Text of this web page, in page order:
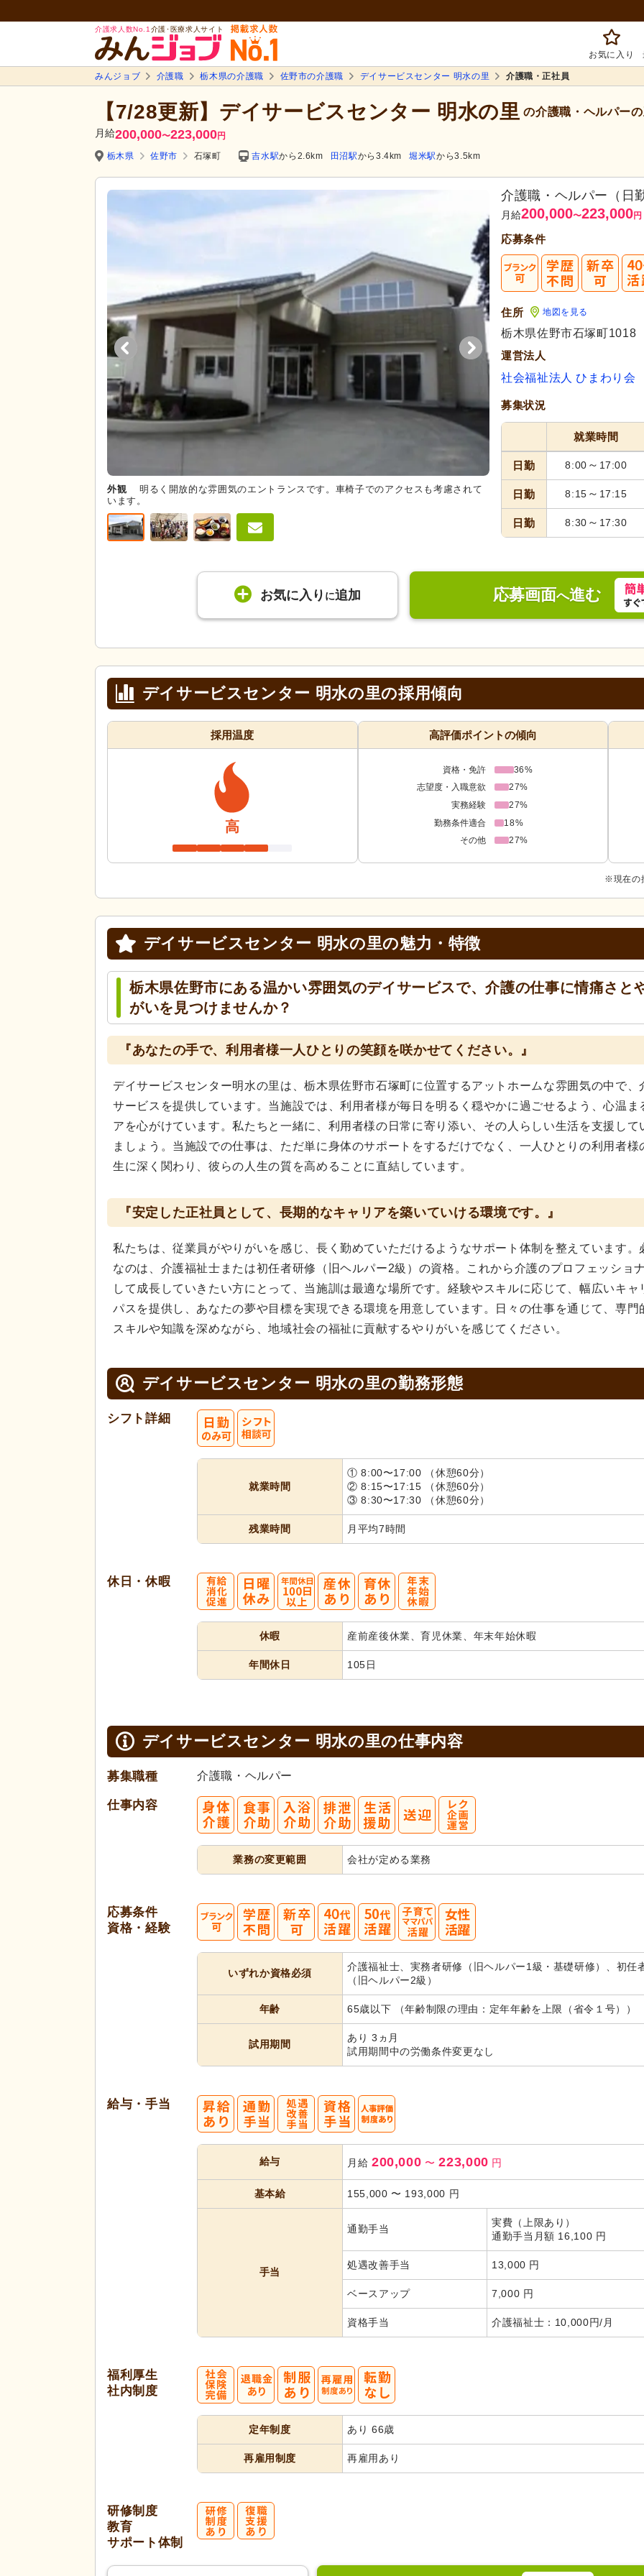
介護求人数No.1 介護･医療求人サイト
お気に入り
みんジョブ 介護職 栃木県の介護職 佐野市の介護職 デイサービスセンター 明水の里 介護職・正社員
【7/28更新】デイサービスセンター 明水の里 の介護職・ヘルパー
月給200,000〜223,000円
栃木県 佐野市 石塚町 吉水駅から2.6km 田沼駅から3.4km 堀米駅から3.5km
外観
明るく開放的な雰囲気のエントランスです。車椅子でのアクセスも考慮されて
います。
多目的室
多目的施設での健康
です。
介護職・ヘルパー（日
月給200,000〜223,000円
応募条件
住所 地図を見る
栃木県佐野市石塚町1018
運営法人
社会福祉法人 ひまわり会
募集状況
就業時間
日勤 8:00 ～ 17:00
日勤 8:15 ～ 17:15
日勤 8:30 ～ 17:30
お気に入り に追加 応募画面へ進む
デイサービスセンター 明水の里の採用傾向
採用温度
高
高評価ポイントの傾向
資格・免許
36%
志望度・入職意欲
27%
実務経験
27%
勤務条件適合
18%
その他
27%
※現在の
デイサービスセンター 明水の里の魅力・特徴
栃木県佐野市にある温かい雰囲気のデイサービスで、介護の仕事に情痛さと
がいを見つけませんか？
『あなたの手で、利用者様一人ひとりの笑顔を咲かせてください。』
デイサービスセンター明水の里は、栃木県佐野市石塚町に位置するアットホームな雰囲気の中で、
サービスを提供しています。当施設では、利用者様が毎日を明るく穏やかに過ごせるよう、心温ま
アを心がけています。私たちと一緒に、利用者様の日常に寄り添い、その人らしい生活を支援して
ましょう。当施設での仕事は、ただ単に身体のサポートをするだけでなく、一人ひとりの利用者様
生に深く関わり、彼らの人生の質を高めることに直結しています。
『安定した正社員として、長期的なキャリアを築いていける環境です。』
私たちは、従業員がやりがいを感じ、長く勤めていただけるようなサポート体制を整えています。
なのは、介護福祉士または初任者研修（旧ヘルパー2級）の資格。これから介護のプロフェッショ
して成長していきたい方にとって、当施訓は最適な場所です。経験やスキルに応じて、幅広いキャ
パスを提供し、あなたの夢や目標を実現できる環境を用意しています。日々の仕事を通じて、専門
スキルや知識を深めながら、地域社会の福祉に貢献するやりがいを感じてください。
デイサービスセンター 明水の里の勤務形態
シフト詳細
就業時間
① 8:00〜17:00 （休憩60分）
② 8:15〜17:15 （休憩60分）
③ 8:30〜17:30 （休憩60分）
残業時間 月平均7時間
休日・休暇
休暇 産前産後休業、育児休業、年末年始休暇
年間休日 105日
デイサービスセンター 明水の里の仕事内容
募集職種 介護職・ヘルパー
仕事内容
業務の変更範囲 会社が定める業務
応募条件
資格・経験
いずれか資格必須
介護福祉士、実務者研修（旧ヘルパー1級・基礎研修）、初任
（旧ヘルパー2級）
年齢 65歳以下 （年齢制限の理由：定年年齢を上限（省令１号））
試用期間
あり 3ヵ月
試用期間中の労働条件変更なし
給与・手当
給与 月給 200,000 〜 223,000 円
基本給 155,000 〜 193,000 円
手当
通勤手当
実費（上限あり）
通勤手当月額 16,100 円
処遇改善手当 13,000 円
ベースアップ 7,000 円
資格手当 介護福祉士：10,000円/月
福利厚生
社内制度
定年制度 あり 66歳
再雇用制度 再雇用あり
研修制度
教育
サポート体制